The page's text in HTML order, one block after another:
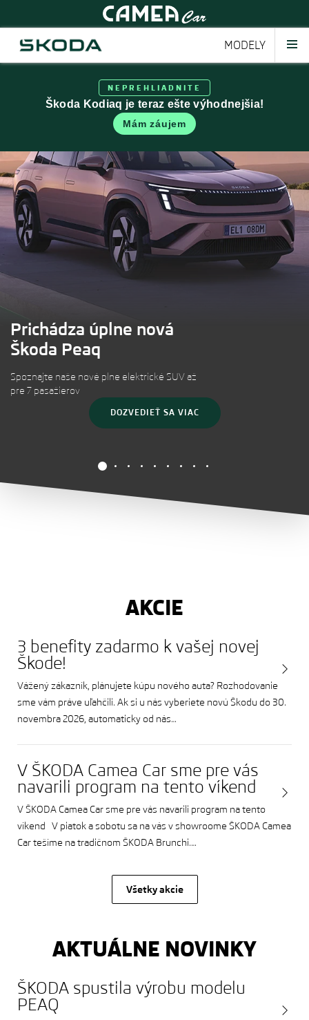
MODELY
NEPREHLIADNITE
Škoda Kodiaq je teraz ešte výhodnejšia!
Mám záujem
Prichádza úplne nová
Škoda Peaq
Spoznajte naše nové plne elektrické SUV až
pre 7 pasažierov
DOZVEDIEŤ SA VIAC
AKCIE
3 benefity zadarmo k vašej novej
Škode!
Vážený zákazník, plánujete kúpu nového auta? Rozhodovanie
sme vám práve uľahčili. Ak si u nás vyberiete novú Škodu do 30.
novembra 2026, automaticky od nás…
V ŠKODA Camea Car sme pre vás
navarili program na tento víkend
V ŠKODA Camea Car sme pre vás navarili program na tento
víkend V piatok a sobotu sa na vás v showroome ŠKODA Camea
Car tešíme na tradičnom ŠKODA Brunchi.…
Všetky akcie
AKTUÁLNE NOVINKY
ŠKODA spustila výrobu modelu
PEAQ